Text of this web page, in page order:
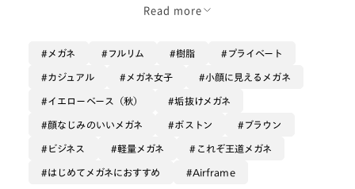
空気のようなストレスフリーなかけ心地のエアフレーム
にくいです♪
大人気のエアフレームスリムシリーズが、今回リファイ
ンされました✨
より透明感のあるカラーリングに、テンプルの先にメタ
ルパーツが施され、高級感を演出するだけでなく前後の
Read more
メガネ フルリム 樹脂 プライベート
カジュアル メガネ女子 小顔に見えるメガネ
イエローベース（秋） 垢抜けメガネ
顔なじみのいいメガネ ボストン ブラウン
ビジネス 軽量メガネ これぞ王道メガネ
はじめてメガネにおすすめ Airframe